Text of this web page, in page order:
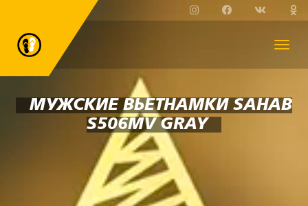
МУЖСКИЕ ВЬЕТНАМКИ SAHAB
S506MV GRAY